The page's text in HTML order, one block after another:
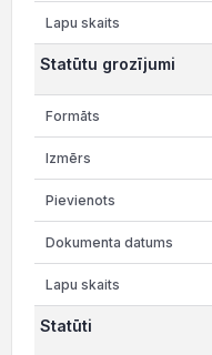
Statūtu grozījumi
Statūti